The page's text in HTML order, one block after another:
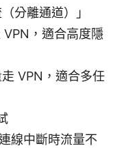
分離通道）」
，適合高度隱
VPN，適合多任
線中斷時流量不